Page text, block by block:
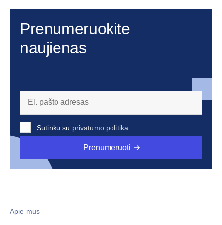
Prenumeruokite
naujienas
Sutinku su privatumo politika
Prenumeruoti
Apie mus